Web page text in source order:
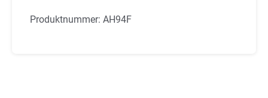
Produktnummer: AH94F